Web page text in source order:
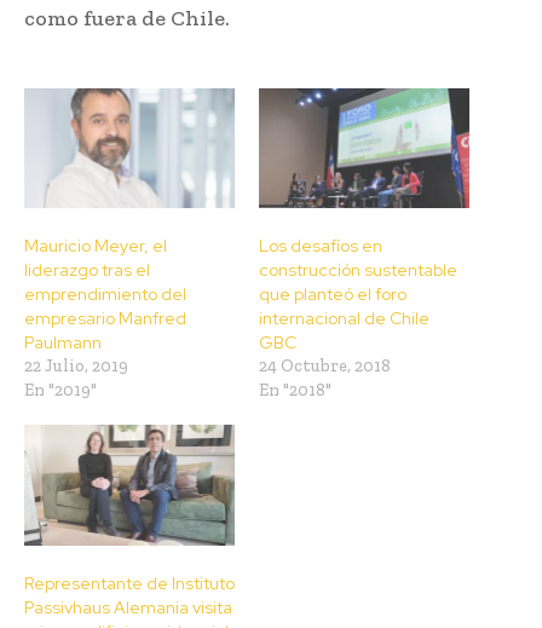
como fuera de Chile.
Mauricio Meyer, el
liderazgo tras el
emprendimiento del
empresario Manfred
Paulmann
22 Julio, 2019
En "2019"
Los desafíos en
construcción sustentable
que planteó el foro
internacional de Chile
GBC
24 Octubre, 2018
En "2018"
Representante de Instituto
Passivhaus Alemania visita